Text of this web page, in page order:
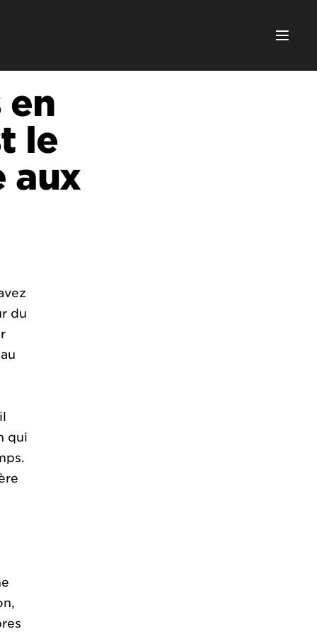
en
le
aux
du
qui